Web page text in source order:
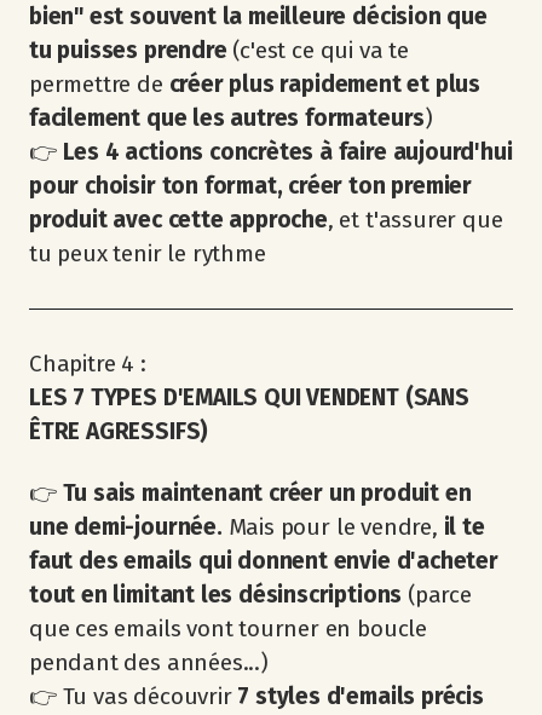
bien" est souvent la meilleure décision que
tu puisses prendre (c'est ce qui va te
permettre de créer plus rapidement et plus
facilement que les autres formateurs)
👉 Les 4 actions concrètes à faire aujourd'hui
pour choisir ton format, créer ton premier
produit avec cette approche, et t'assurer que
tu peux tenir le rythme
Chapitre 4 :
LES 7 TYPES D'EMAILS QUI VENDENT (SANS
ÊTRE AGRESSIFS)
👉 Tu sais maintenant créer un produit en
une demi-journée. Mais pour le vendre, il te
faut des emails qui donnent envie d'acheter
tout en limitant les désinscriptions (parce
que ces emails vont tourner en boucle
pendant des années...)
👉 Tu vas découvrir 7 styles d'emails précis